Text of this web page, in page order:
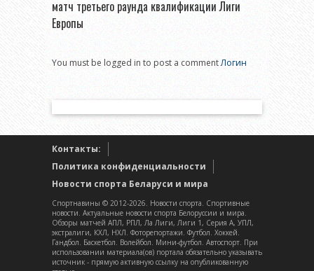
матч третьего раунда квалификации Лиги
Европы
You must be logged in to post a commentЛогин
Контакты:
Политика конфиденциальности
Новости спорта Беларуси и мира
Спортнавины © 2012-2026. Новости спорта. Спортивные
новости. Актуальные новости спорта Белоруссии и мира.
Обзоры матчей АПЛ, РПЛ, Ла Лиги, Лиги 1, Серия А, УПЛ,
экстралиги, КХЛ, НХЛ. Фоторепортажи. Футбол. Хоккей.
Гандбол. Баскетбол. Волейбол. Мини-футбол. Автоспорт. При
использовании материала(ов) портала обязательно указывать
источник - прямую активную ссылку на опубликованную